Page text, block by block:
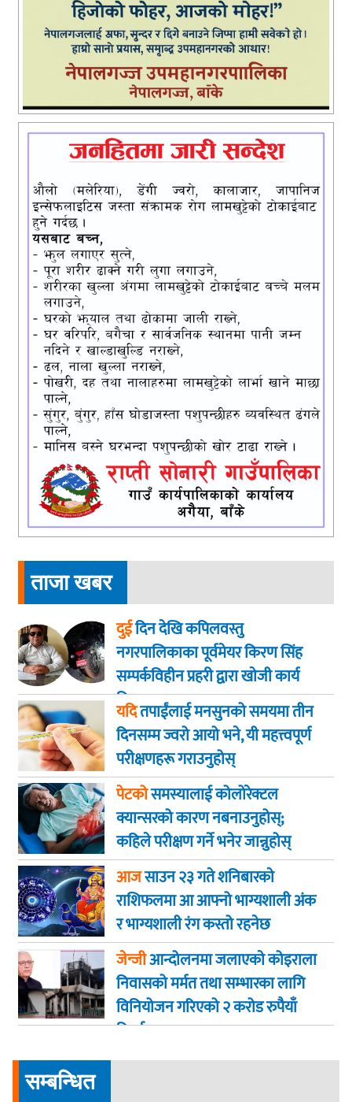
ताजा खबर
दुईदिन देखि कपिलवस्तु
नगरपालिकाका पूर्वमेयर किरण सिंह
सम्पर्कविहीन प्रहरी द्वारा खाेजी कार्य
तिब्रता
यदितपाईंलाई मनसुनको समयमा तीन
दिनसम्म ज्वरो आयो भने, यी महत्त्वपूर्ण
परीक्षणहरू गराउनुहोस्
पेटकोसमस्यालाई कोलोरेक्टल
क्यान्सरको कारण नबनाउनुहोस्;
कहिले परीक्षण गर्ने भनेर जान्नुहोस्
आजसाउन २३ गते शनिबारकाे
राशिफलमा आ आफ्नो भाग्यशाली अंक
र भाग्यशाली रंग कस्तो रहनेछ
जेन्जीआन्दोलनमा जलाएकाे कोइराला
निवासको मर्मत तथा सम्भारका लागि
विनियोजन गरिएको २ करोड रुपैयाँ
फिर्ता
सम्बन्धित